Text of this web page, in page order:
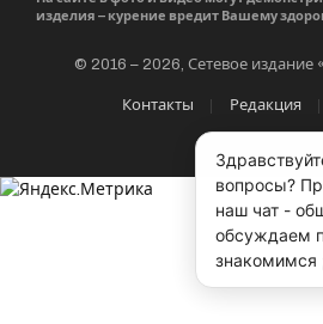
изделия – курение вредит Вашему
© 2016 – 2026, Сетевое издание
Контакты Редакция
вопросы?
наш чат -
обсуждаем
знакомимся